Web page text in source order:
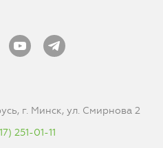
г. Минск, ул. Смирнова 2
251-01-11